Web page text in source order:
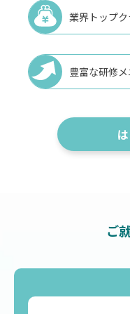
業界トップク
豊富な研修
ご